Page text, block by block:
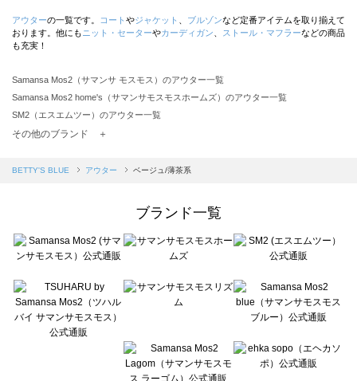
アウターの一覧です。 コート やジャケット ブルゾンなど定番アイテムを取り揃えて
おります。他にも ニット・セーターやカーディガン ストール・マフラーなどの商品
も充実！
Samansa Mos2（サマンサ モスモス）のアウター一覧
Samansa Mos2 home's（サマンサモスモスホームズ）のアウター一覧
SM2（エスエムツー）のアウター一覧
TSUHARU by Samansa Mos2（ツハルバイサマンサモスモス）のアウター一覧
Samansa Mos2 blue（サマンサモスモス ブルー）のアウター一覧
sō4ū（ソウフォーユー）のアウター一覧
Te chichi（テチチ）のアウター一覧
Te chichi CLASSIC（テチチ クラシック）のアウター一覧
Lugnoncure（ルノンキュール）のアウター一覧
BETTY'S BLUE（べティーズブルー）のアウター一覧
Wpc.（ワールドパーティー）のアウター一覧
その他のブランド ＋
BETTY'S BLUE アウター ベージュ/薄茶系
ブランド一覧